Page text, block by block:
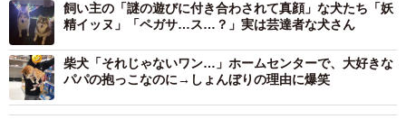
飼い主の「謎の遊びに付き合わされて真顔」な犬たち「妖
精イッヌ」「ペガサ…ス…？」実は芸達者な犬さん
柴犬「それじゃないワン…」ホームセンターで、大好きな
パパの抱っこなのに→しょんぼりの理由に爆笑